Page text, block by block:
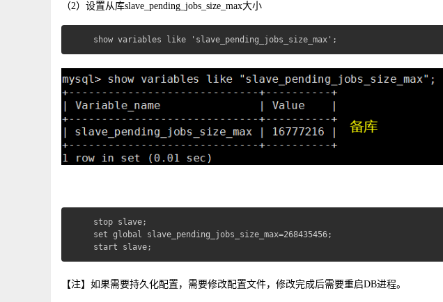
（2）设置从库slave_pending_jobs_size_max大小
show variables like 'slave_pending_jobs_size_max';
stop slave;
set global slave_pending_jobs_size_max=268435456;
start slave;
【注】如果需要持久化配置，需要修改配置文件，修改完成后需要重启DB进程。